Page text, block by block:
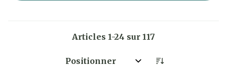
Articles 1-24 sur 117
Trier par: